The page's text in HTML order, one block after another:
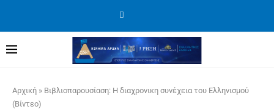
Αρχική » Βιβλιοπαρουσίαση: Η διαχρονικη συνέχεια του Ελληνισμού
(Βίντεο)